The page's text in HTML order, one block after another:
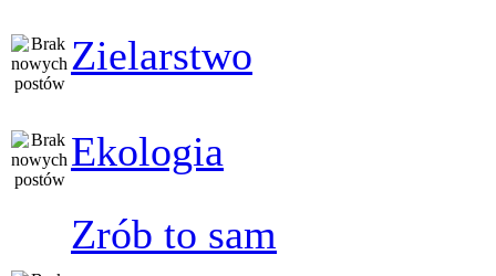
Zielarstwo
Ekologia
Zrób to sam